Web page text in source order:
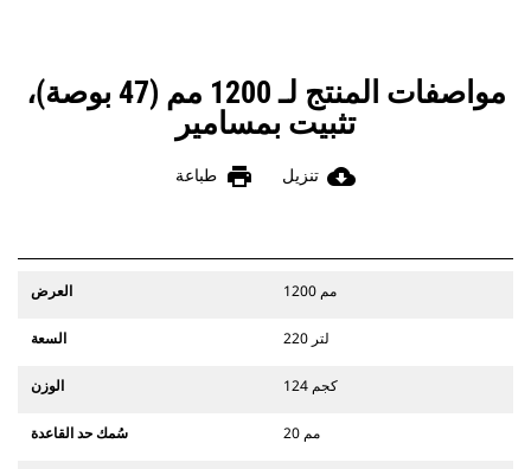
مواصفات المنتج لـ 1200 مم (47 بوصة)،
تثبيت بمسامير
cloud_download تنزيل print طباعة
العرض 1200 مم
السعة 220 لتر
الوزن 124 كجم
سُمك حد القاعدة 20 مم